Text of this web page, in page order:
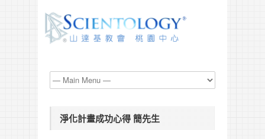
淨化計畫成功心得 簡先生